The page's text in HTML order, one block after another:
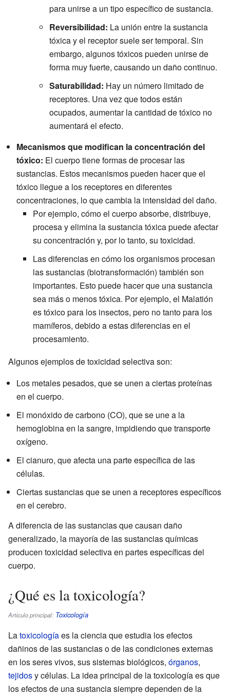
para unirse a un tipo específico de sustancia.
Reversibilidad: La unión entre la sustancia
tóxica y el receptor suele ser temporal. Sin
embargo, algunos tóxicos pueden unirse de
forma muy fuerte, causando un daño continuo.
Saturabilidad: Hay un número limitado de
receptores. Una vez que todos están
ocupados, aumentar la cantidad de tóxico no
aumentará el efecto.
Mecanismos que modifican la concentración del
tóxico: El cuerpo tiene formas de procesar las
sustancias. Estos mecanismos pueden hacer que el
tóxico llegue a los receptores en diferentes
concentraciones, lo que cambia la intensidad del daño.
Por ejemplo, cómo el cuerpo absorbe, distribuye,
procesa y elimina la sustancia tóxica puede afectar
su concentración y, por lo tanto, su toxicidad.
Las diferencias en cómo los organismos procesan
las sustancias (biotransformación) también son
importantes. Esto puede hacer que una sustancia
sea más o menos tóxica. Por ejemplo, el Malatión
es tóxico para los insectos, pero no tanto para los
mamíferos, debido a estas diferencias en el
procesamiento.
Algunos ejemplos de toxicidad selectiva son:
Los metales pesados, que se unen a ciertas proteínas
en el cuerpo.
El monóxido de carbono (CO), que se une a la
hemoglobina en la sangre, impidiendo que transporte
oxígeno.
El cianuro, que afecta una parte específica de las
células.
Ciertas sustancias que se unen a receptores específicos
en el cerebro.
A diferencia de las sustancias que causan daño
generalizado, la mayoría de las sustancias químicas
producen toxicidad selectiva en partes específicas del
cuerpo.
¿Qué es la toxicología?
Artículo principal: Toxicología
Latoxicologíaes la ciencia que estudia los efectos
dañinos de las sustancias o de las condiciones externas
en los seres vivos, sus sistemas biológicos, órganos,
tejidosy células. La idea principal de la toxicología es que
los efectos de una sustancia siempre dependen de la